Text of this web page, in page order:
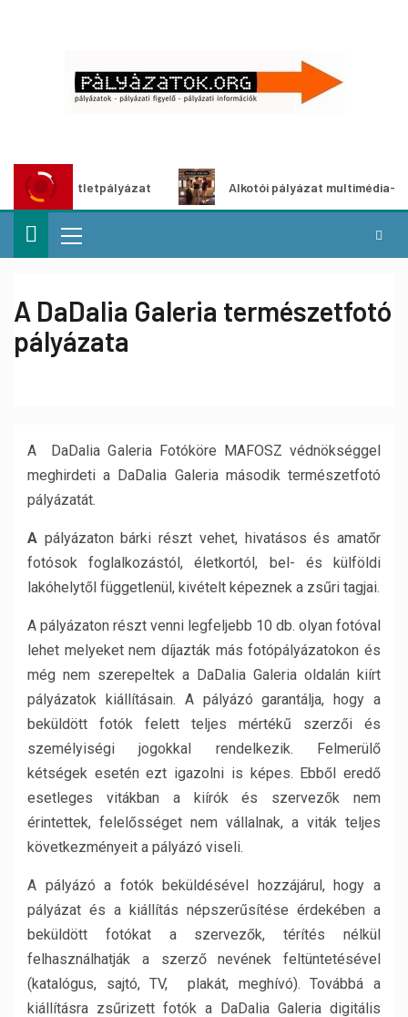
ötletpályázat Alkotói pályázat multimédia-kiállításhoz
A DaDalia Galeria természetfotó
pályázata
A DaDalia Galeria Fotóköre MAFOSZ védnökséggel
meghirdeti a DaDalia Galeria második természetfotó
pályázatát.
A pályázaton bárki részt vehet, hivatásos és amatőr
fotósok foglalkozástól, életkortól, bel- és külföldi
lakóhelytől függetlenül, kivételt képeznek a zsűri tagjai.
A pályázaton részt venni legfeljebb 10 db. olyan fotóval
lehet melyeket nem díjazták más fotópályázatokon és
még nem szerepeltek a DaDalia Galeria oldalán kiírt
pályázatok kiállításain. A pályázó garantálja, hogy a
beküldött fotók felett teljes mértékű szerzői és
személyiségi jogokkal rendelkezik. Felmerülő
kétségek esetén ezt igazolni is képes. Ebből eredő
esetleges vitákban a kiírók és szervezők nem
érintettek, felelősséget nem vállalnak, a viták teljes
következményeit a pályázó viseli.
A pályázó a fotók beküldésével hozzájárul, hogy a
pályázat és a kiállítás népszerűsítése érdekében a
beküldött fotókat a szervezők, térítés nélkül
felhasználhatják a szerző nevének feltüntetésével
(katalógus, sajtó, TV, plakát, meghívó). Továbbá a
kiállításra zsűrizett fotók a DaDalia Galeria digitális